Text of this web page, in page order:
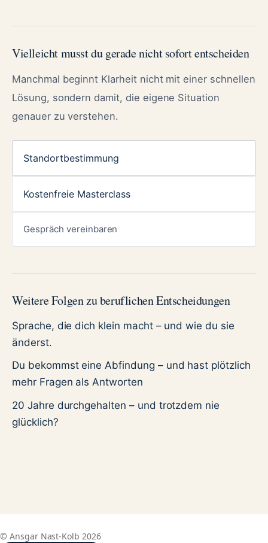
Vielleicht musst du gerade nicht sofort entscheiden
Manchmal beginnt Klarheit nicht mit einer schnellen
Lösung, sondern damit, die eigene Situation
genauer zu verstehen.
Standortbestimmung
Kostenfreie Masterclass
Gespräch vereinbaren
Weitere Folgen zu beruflichen Entscheidungen
Sprache, die dich klein macht – und wie du sie
änderst.
Du bekommst eine Abfindung – und hast plötzlich
mehr Fragen als Antworten
20 Jahre durchgehalten – und trotzdem nie
glücklich?
© Ansgar Nast-Kolb 2026